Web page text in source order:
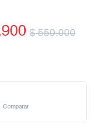
$550.000
$
$
Comparar